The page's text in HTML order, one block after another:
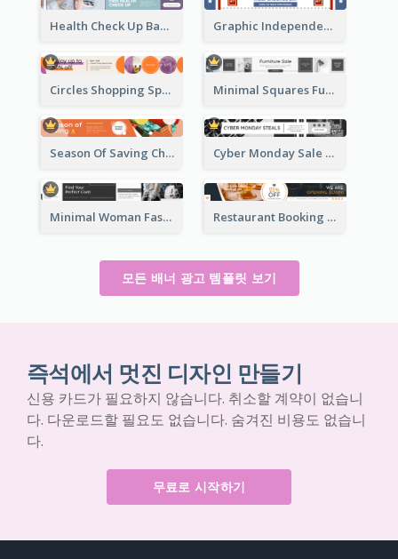
Health Check Up Banner Ad Graphic Independence Day Leaderboard
Circles Shopping Special Sale Leaderboard Minimal Squares Furniture Sale Leaderboard
Season Of Saving Christmas Leaderboard Cyber Monday Sale Announcement Leaderboard
Minimal Woman Fashion Promotion Leaderboard Restaurant Booking And Opening Leaderboard
모든 배너 광고 템플릿 보기
즉석에서 멋진 디자인 만들기
신용 카드가 필요하지 않습니다. 취소할 계약이 없습니
다. 다운로드할 필요도 없습니다. 숨겨진 비용도 없습니
다.
무료로 시작하기